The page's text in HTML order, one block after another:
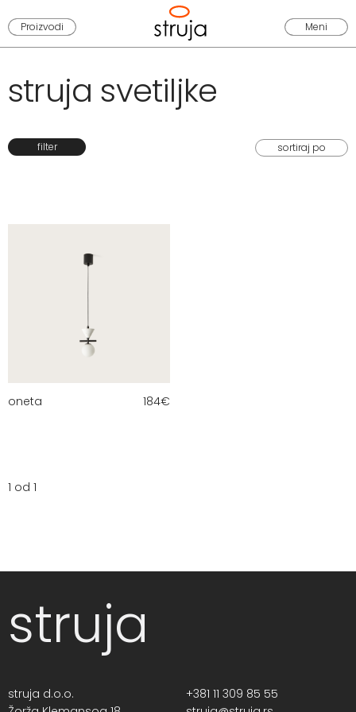
Proizvodi Meni
struja svetiljke
filter
oneta 184€
1 od 1
struja
struja d.o.o.
+381 11 309 85 55